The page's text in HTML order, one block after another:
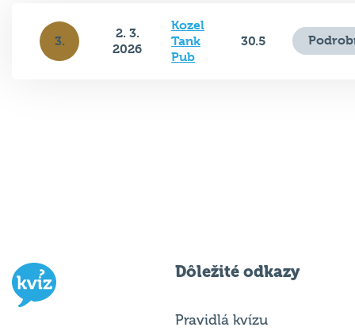
3.
2. 3.
2026
Kozel
Tank
Pub
30.5
Dôležité odkazy
Pravidlá kvízu